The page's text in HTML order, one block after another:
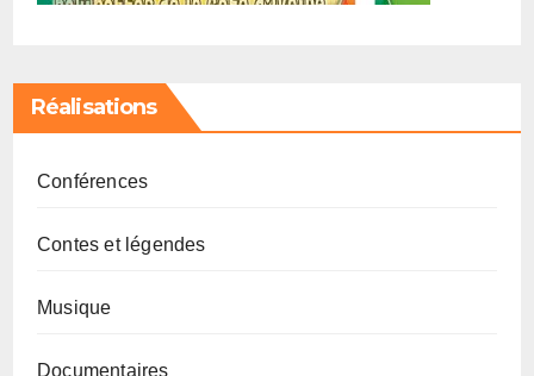
Réalisations
Conférences
Contes et légendes
Musique
Documentaires